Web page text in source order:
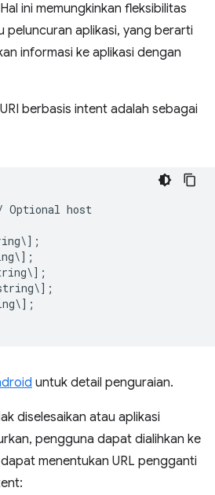
ini memungkinkan fleksibilitas
peluncuran aplikasi, yang berarti
informasi ke aplikasi dengan
berbasis intent adalah sebagai
Optional host
untuk detail penguraian.
diselesaikan atau aplikasi
pengguna dapat dialihkan ke
menentukan URL pengganti